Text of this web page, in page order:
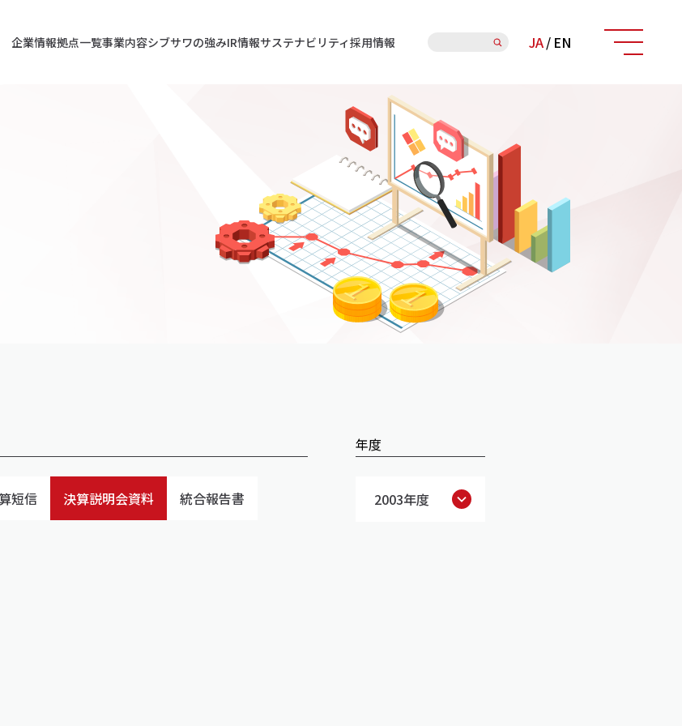
企業情報拠点一覧事業内容シブサワの強みIR情報サステナビリティ採用情報 JA/ EN
短信 決算説明会資料 統合報告書
年度
2003年度